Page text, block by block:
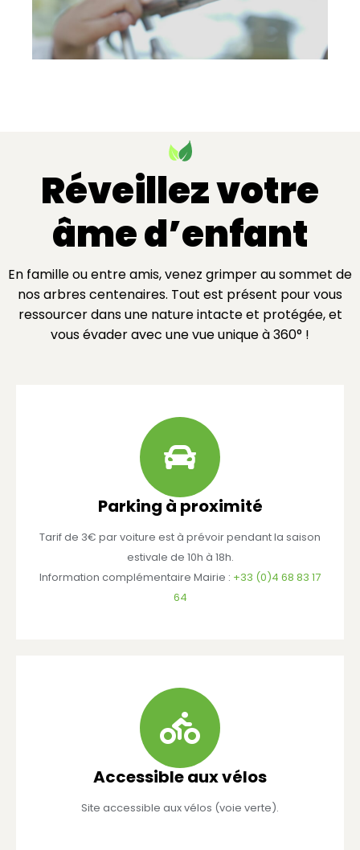
Réveillez votre
âme d’enfant
En famille ou entre amis, venez grimper au sommet de
nos arbres centenaires. Tout est présent pour vous
ressourcer dans une nature intacte et protégée, et
vous évader avec une vue unique à 360° !
Parking à proximité
Tarif de 3€ par voiture est à prévoir pendant la saison
estivale de 10h à 18h.
Information complémentaire Mairie : +33 (0)4 68 83 17
64
Accessible aux vélos
Site accessible aux vélos (voie verte).